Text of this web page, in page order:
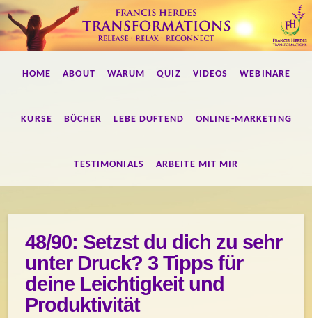
Herdes
HOME ABOUT WARUM QUIZ VIDEOS WEBINARE
KURSE BÜCHER LEBE DUFTEND ONLINE-MARKETING
TESTIMONIALS ARBEITE MIT MIR
48/90: Setzst du dich zu sehr
unter Druck? 3 Tipps für
deine Leichtigkeit und
Produktivität